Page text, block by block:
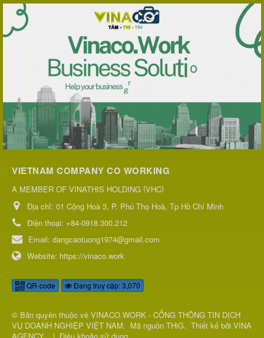
VIETNAM COMPANY CO WORKING
A MEMBER OF VINATHIS HOLDING (VHC)
Địa chỉ: 01 Cộng Hoà 3, P. Phú Thọ Hoà, Tp Hồ Chí Minh
Điện thoại: +84-0918.300.212
Email: dangcaotuong1974@gmail.com
Website: https://vinaco.work
QR-code Đang truy cập: 3,070
© Bản quyền thuộc về VINACO.WORK - CỔNG THÔNG TIN DỊCH
VỤ DOANH NGHIỆP VIỆT NAM. Mã nguồn THiG. Thiết kế bởi VINA